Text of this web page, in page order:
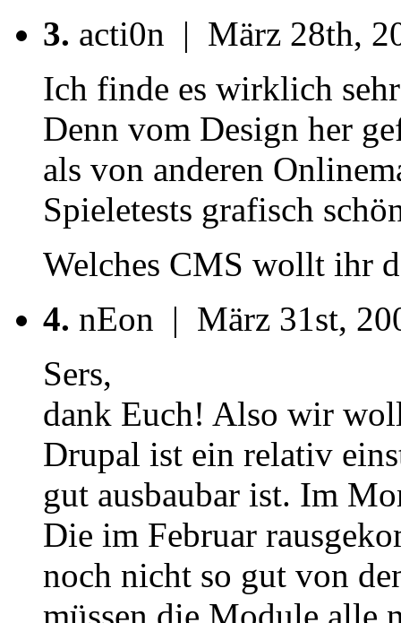
3. acti0n | März 28th,
Ich finde es wirklich
Denn vom Design her
als von anderen
Spieletests grafisch
Welches CMS wollt ihr
4. nEon | März 31st,
Sers,
dank Euch! Also wir
Drupal ist ein relativ
gut ausbaubar ist. Im
Die im Februar
noch nicht so gut von